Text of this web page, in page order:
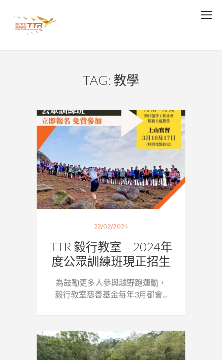
TAG: 教學
22/02/2024
TTR 毅行教室 – 2024年
度公眾訓練班現正招生
為鼓勵更多人參與越野跑運動，
毅行教室慈善基金每年3月都會...